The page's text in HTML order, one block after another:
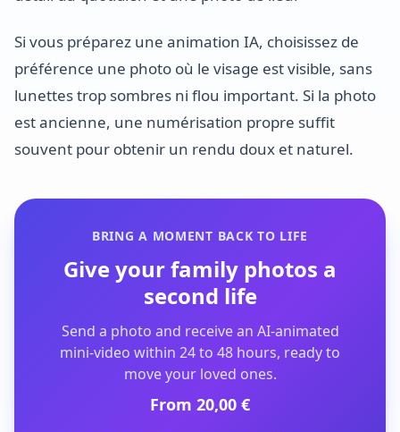
Si vous préparez une animation IA, choisissez de
préférence une photo où le visage est visible, sans
lunettes trop sombres ni flou important. Si la photo
est ancienne, une numérisation propre suffit
souvent pour obtenir un rendu doux et naturel.
BRING A MOMENT BACK TO LIFE
Give your family photos a
second life
Send a photo and receive an AI-animated
mini-video within 24 to 48 hours, ready to
move your loved ones.
From 20,00 €